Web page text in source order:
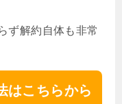
ず解約自体も非常
はこちらから